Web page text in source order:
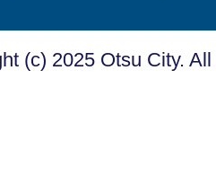
(c) 2025 Otsu City.